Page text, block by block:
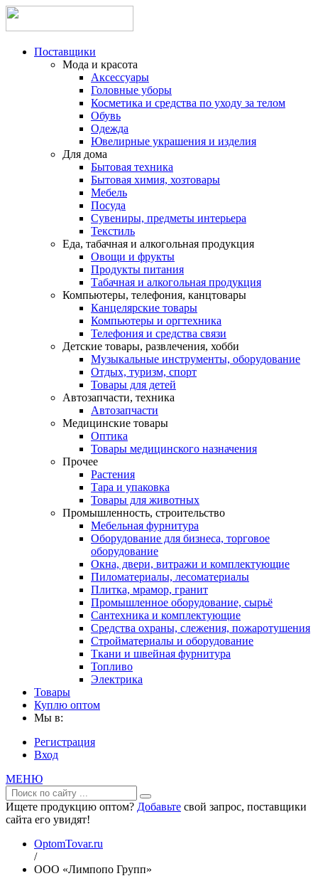
Поставщики
Мода и красота
Аксессуары
Головные уборы
Косметика и средства по уходу за телом
Обувь
Одежда
Ювелирные украшения и изделия
Для дома
Бытовая техника
Бытовая химия, хозтовары
Мебель
Посуда
Сувениры, предметы интерьера
Текстиль
Еда, табачная и алкогольная продукция
Овощи и фрукты
Продукты питания
Табачная и алкогольная продукция
Компьютеры, телефония, канцтовары
Канцелярские товары
Компьютеры и оргтехника
Телефония и средства связи
Детские товары, развлечения, хобби
Музыкальные инструменты, оборудование
Отдых, туризм, спорт
Товары для детей
Автозапчасти, техника
Автозапчасти
Медицинские товары
Оптика
Товары медицинского назначения
Прочее
Растения
Тара и упаковка
Товары для животных
Промышленность, строительство
Мебельная фурнитура
Оборудование для бизнеса, торговое
оборудование
Окна, двери, витражи и комплектующие
Пиломатериалы, лесоматериалы
Плитка, мрамор, гранит
Промышленное оборудование, сырьё
Сантехника и комплектующие
Средства охраны, слежения, пожаротушения
Стройматериалы и оборудование
Ткани и швейная фурнитура
Топливо
Электрика
Товары
Куплю оптом
Мы в:
Регистрация
Вход
МЕНЮ
Ищете продукцию оптом? Добавьте свой запрос, поставщики
сайта его увидят!
OptomTovar.ru
/
ООО «Лимпопо Групп»